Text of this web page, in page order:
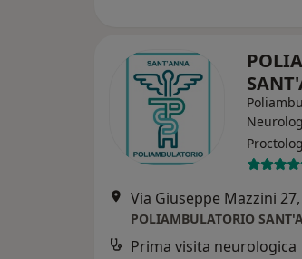
Via Giuseppe Mazzini
POLIAMBULATORIO
Prima visita neurologica